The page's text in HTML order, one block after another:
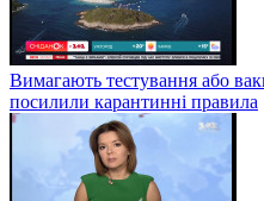
Вимагають тестування або
посилили карантинні правила